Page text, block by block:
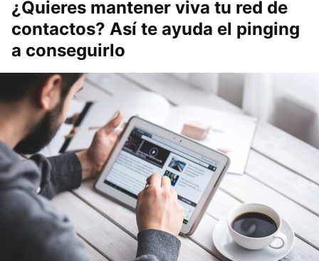
¿Quieres mantener viva tu red de
contactos? Así te ayuda el pinging
a conseguirlo